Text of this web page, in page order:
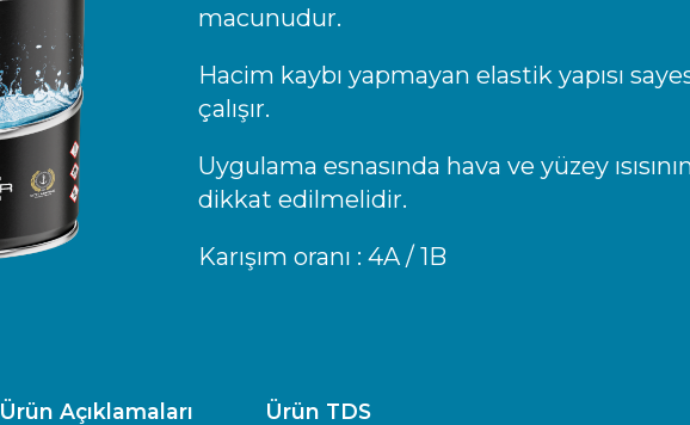
macunudur.
Hacim kaybı yapmayan elastik yapısı
çalışır.
Uygulama esnasında hava ve yüzey
dikkat edilmelidir.
Karışım oranı : 4A / 1B
Ürün Açıklamaları Ürün TDS